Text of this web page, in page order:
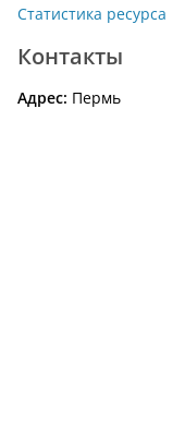
Статистика ресурса
Контакты
Адрес: Пермь